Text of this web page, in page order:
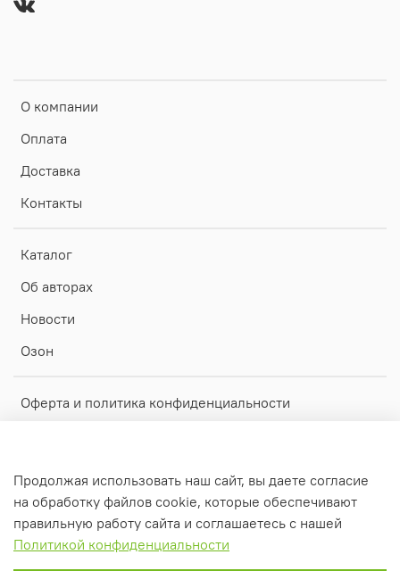
О компании
Оплата
Доставка
Контакты
Каталог
Об авторах
Новости
Озон
Оферта и политика конфиденциальности
Рекламный проспект для скачивания
Продолжая использовать наш сайт, вы даете согласие
на обработку файлов cookie, которые обеспечивают
правильную работу сайта и соглашаетесь с нашей
Политикой конфиденциальности